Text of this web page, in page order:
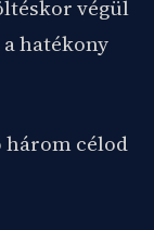
végül
hatékony
három célod